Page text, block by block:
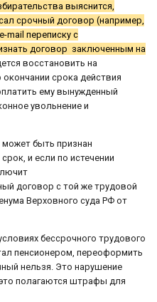
выяснится,
срочный договор (например,
mail переписку с
договор заключенным на
восстановить на
срока действия
ему вынужденный
увольнение и
быть признан
и если по истечении
договор с той же трудовой
Верховного суда РФ от
бессрочного трудового
пенсионером, переоформить
нельзя. Это нарушение
полагаются штрафы для